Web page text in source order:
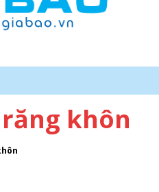
0977620555
khôn